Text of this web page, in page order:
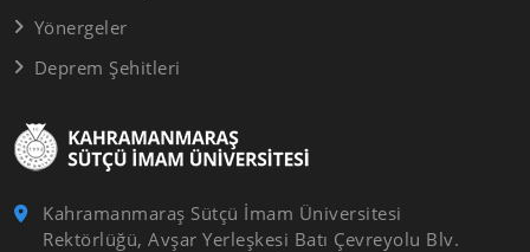
Kahramanmaraş Sütçü İmam Üniversitesi
Rektörlüğü, Avşar Yerleşkesi Batı Çevreyolu Blv.
Yönergeler
Deprem Şehitleri